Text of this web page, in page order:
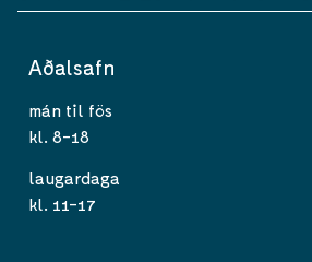
Aðalsafn
mán til fös
kl. 8-18
laugardaga
kl. 11-17